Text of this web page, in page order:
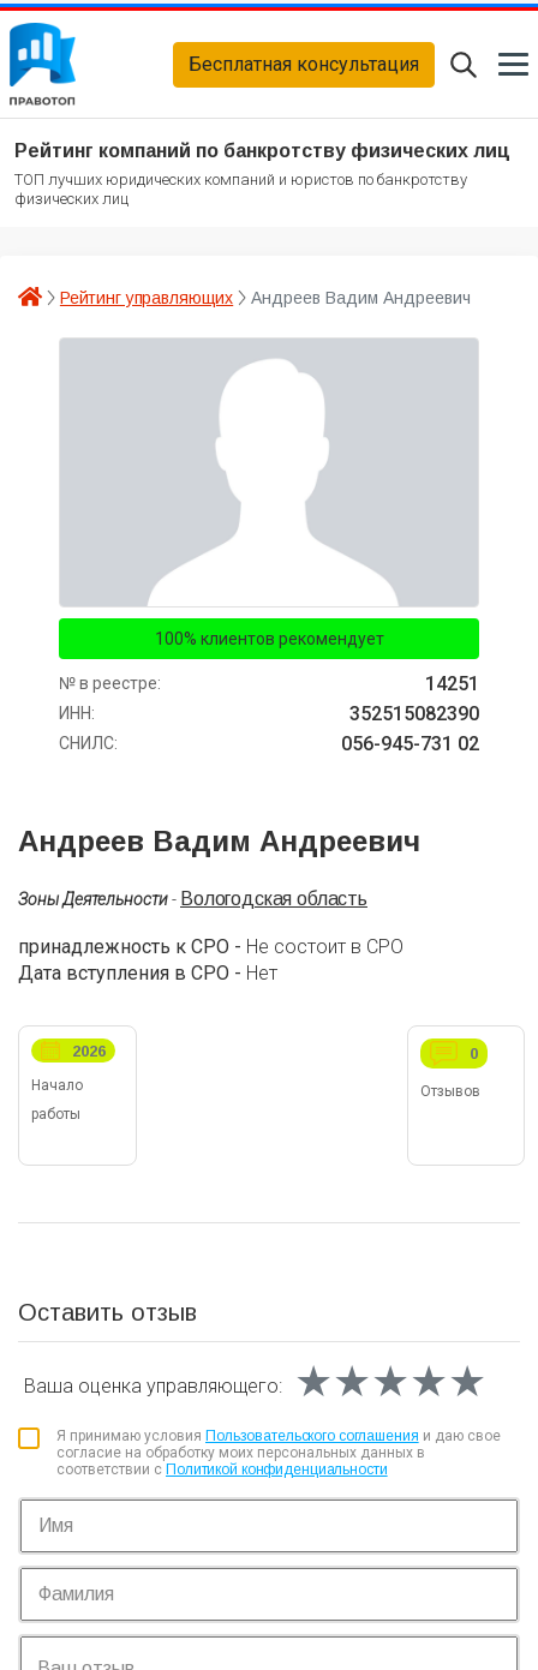
Бесплатная консультация
Рейтинг компаний по банкротству физических лиц
ТОП лучших юридических компаний и юристов по банкротству
физических лиц
Рейтинг управляющих Андреев Вадим Андреевич
100% клиентов рекомендует
№ в реестре: 14251
ИНН: 352515082390
СНИЛС: 056-945-731 02
Андреев Вадим Андреевич
Зоны Деятельности- Вологодская область
принадлежность к СРО - Не состоит в СРО
Дата вступления в СРО - Нет
Начало
работы
2026
Отзывов
0
Оставить отзыв
Ваша оценка управляющего: ★★★★★
★★★★★
★★★★★
Я принимаю условия Пользовательского соглашения и даю свое
согласие на обработку моих персональных данных в
соответствии с Политикой конфиденциальности